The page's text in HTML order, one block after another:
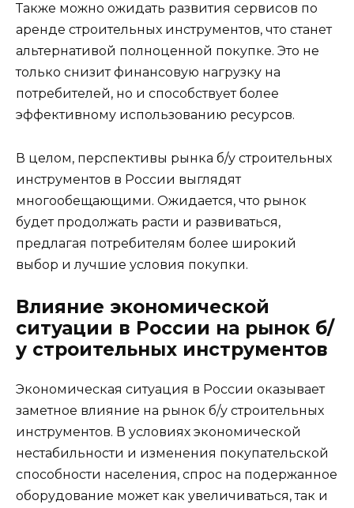
Также можно ожидать развития сервисов по
аренде строительных инструментов, что станет
альтернативой полноценной покупке. Это не
только снизит финансовую нагрузку на
потребителей, но и способствует более
эффективному использованию ресурсов.
В целом, перспективы рынка б/у строительных
инструментов в России выглядят
многообещающими. Ожидается, что рынок
будет продолжать расти и развиваться,
предлагая потребителям более широкий
выбор и лучшие условия покупки.
Влияние экономической
ситуации в России на рынок б/
у строительных инструментов
Экономическая ситуация в России оказывает
заметное влияние на рынок б/у строительных
инструментов. В условиях экономической
нестабильности и изменения покупательской
способности населения, спрос на подержанное
оборудование может как увеличиваться, так и